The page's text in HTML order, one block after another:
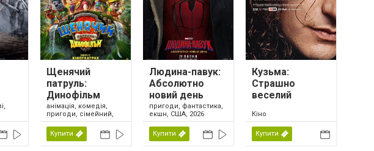
Щенячий
патруль:
Динофільм
анімація, комедія,
пригоди, сімейний,
США, 2026
Купити
Людина-павук:
Абсолютно
новий день
пригоди, фантастика,
екшн, США, 2026
Купити
Кузьма:
Страшно
веселий
Кіно
Купити